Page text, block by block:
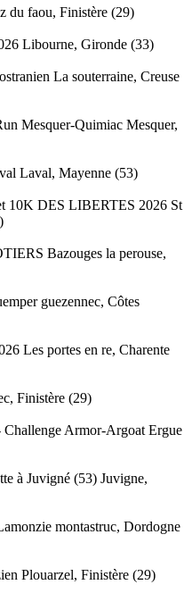
du faou, Finistère (29)
Libourne, Gironde (33)
La souterraine, Creuse
Mesquer-Quimiac Mesquer,
Laval, Mayenne (53)
10K DES LIBERTES 2026 St
Bazouges la perouse,
guezennec, Côtes
Les portes en re, Charente
Finistère (29)
Challenge Armor-Argoat Ergue
à Juvigné (53) Juvigne,
montastruc, Dordogne
Plouarzel, Finistère (29)